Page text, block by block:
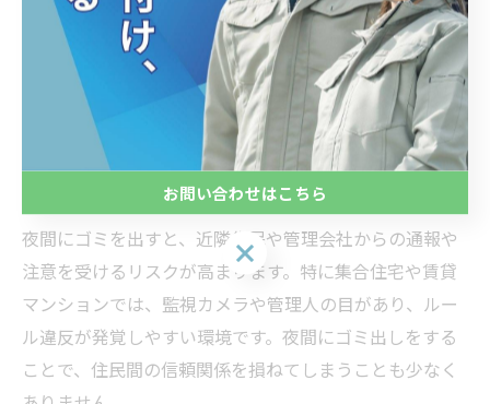
ます。特に大掃除のタイミングでは、計画的な回収依頼
や家族・同居人との協力が重要です。不用品回収業者な
ら、希望の日時に合わせて回収してもらえるため、夜間
のゴミ出しリスクを根本から解消できます。
ゴミ出し夜に気をつけるべき通報や管理会社の目
夜間にゴミを出すと、近隣住民や管理会社からの通報や
注意を受けるリスクが高まります。特に集合住宅や賃貸
マンションでは、監視カメラや管理人の目があり、ルー
ル違反が発覚しやすい環境です。夜間にゴミ出しをする
ことで、住民間の信頼関係を損ねてしまうことも少なく
お問い合わせはこちら
お問い合わせはこちら